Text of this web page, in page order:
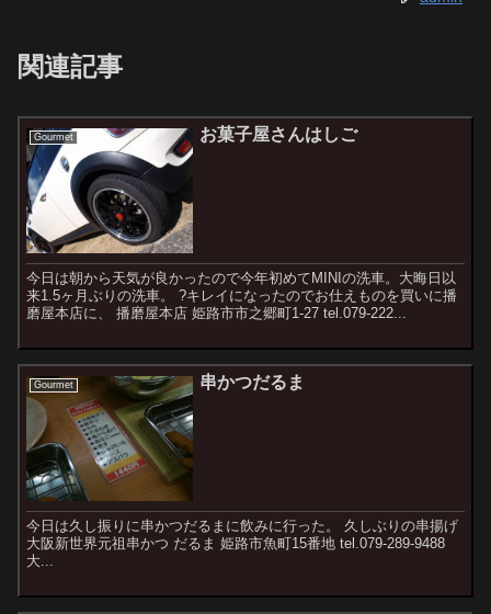
関連記事
Gourmet お菓子屋さんはしご
今日は朝から天気が良かったので今年初めてMINIの洗車。大晦日以
来1.5ヶ月ぶりの洗車。 ?キレイになったのでお仕えものを買いに播
磨屋本店に、 播磨屋本店 姫路市市之郷町1-27 tel.079-222...
Gourmet 串かつだるま
今日は久し振りに串かつだるまに飲みに行った。 久しぶりの串揚げ
大阪新世界元祖串かつ だるま 姫路市魚町15番地 tel.079-289-9488
大...